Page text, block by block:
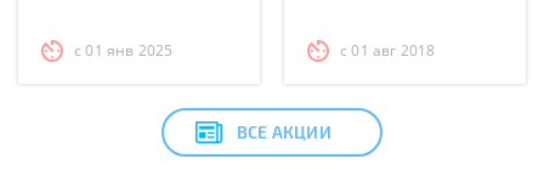
с 01 янв 2025 с 01 авг 2018
ВСЕ АКЦИИ